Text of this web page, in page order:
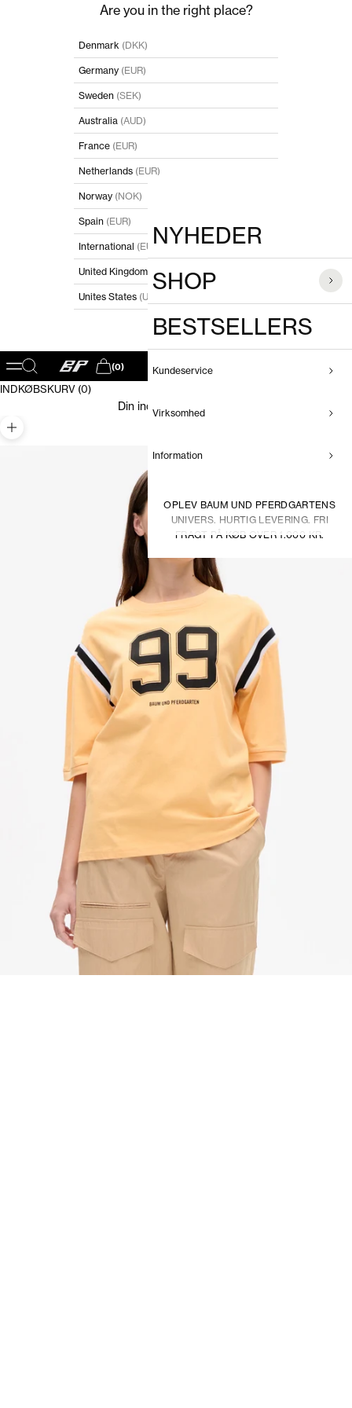
Are you in the right place?
Denmark (DKK)
Germany (EUR)
Sweden (SEK)
Australia (AUD)
France (EUR)
Netherlands (EUR)
Norway (NOK)
Spain (EUR)
International (EUR)
United Kingdom (GBP)
Unites States (USD)
Åbn navigationsmenu
Åbn søgefunktionBaum und Pferdgarten DK
Åbn indkøbskurv
(0)
NYHEDER
SHOP
BESTSELLERS
Kundeservice
Virksomhed
Information
OPLEV BAUM UND PFERDGARTENS
UNIVERS. HURTIG LEVERING. FRI
FRAGT PÅ KØB OVER 1.000 KR.
INDKØBSKURV (0)
Din indkøbskurv er tom
Zoom
POPULÆRE SØGNINGER
PRODUKTER